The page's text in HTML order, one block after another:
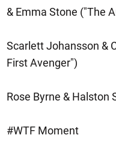
& Emma Stone ("The
Scarlett Johansson &
First Avenger")
Rose Byrne & Halston
#WTF Moment